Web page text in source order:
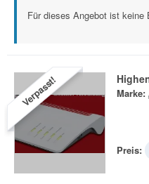
Für dieses Angebot ist keine
Verpasst! Marke:
Preis: